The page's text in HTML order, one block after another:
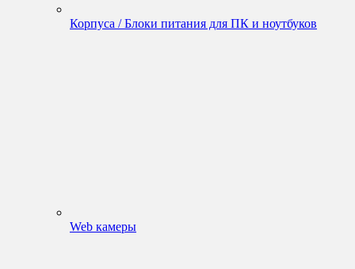
Корпуса / Блоки питания для ПК и ноутбуков
Web камеры